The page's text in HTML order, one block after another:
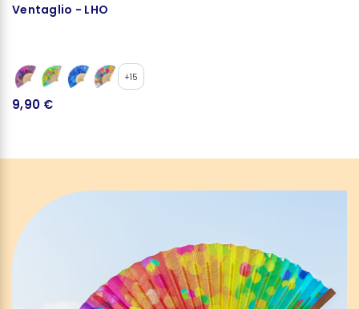
Ventaglio - LHO
+15
9,90 €